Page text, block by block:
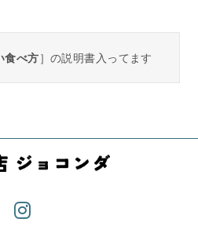
食べ方］の説明書入ってます